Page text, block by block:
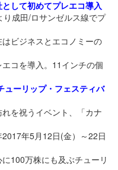
して初めてプレエコ導入
成田/ロサンゼルス線でプ
ビジネスとエコノミーの
コを導入。11インチの個
ーリップ・フェスティバ
を祝うイベント、「カナ
年5月12日(金）～22日
100万株にも及ぶチューリ